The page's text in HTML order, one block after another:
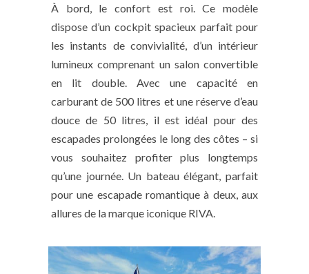
À bord, le confort est roi. Ce modèle
dispose d’un cockpit spacieux parfait pour
les instants de convivialité, d’un intérieur
lumineux comprenant un salon convertible
en lit double. Avec une capacité en
carburant de 500 litres et une réserve d’eau
douce de 50 litres, il est idéal pour des
escapades prolongées le long des côtes – si
vous souhaitez profiter plus longtemps
qu’une journée. Un bateau élégant, parfait
pour une escapade romantique à deux, aux
allures de la marque iconique RIVA.